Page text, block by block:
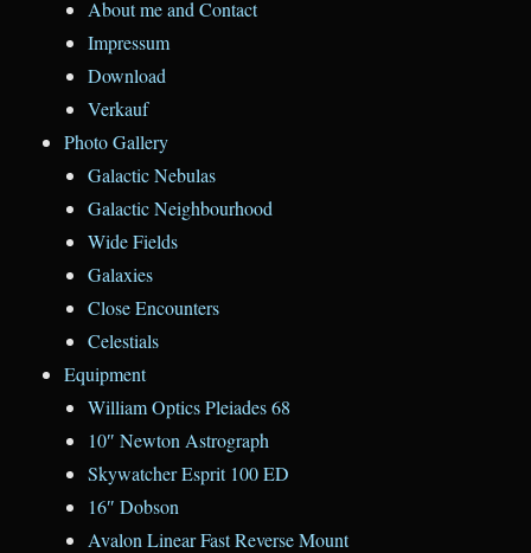
About me and Contact
Impressum
Download
Verkauf
Photo Gallery
Galactic Nebulas
Galactic Neighbourhood
Wide Fields
Galaxies
Close Encounters
Celestials
Equipment
William Optics Pleiades 68
10″ Newton Astrograph
Skywatcher Esprit 100 ED
16″ Dobson
Avalon Linear Fast Reverse Mount